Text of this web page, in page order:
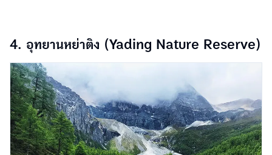
4. อุทยานหย่าติง (Yading Nature Reserve)